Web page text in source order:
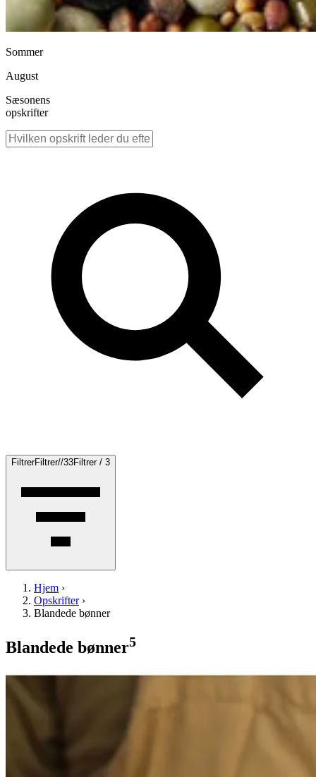
Sommer
August
Sæsonens
opskrifter
FiltrerFiltrer//33 Filtrer / 3
Hjem ›
Opskrifter›
Blandede bønner
Blandede bønner5